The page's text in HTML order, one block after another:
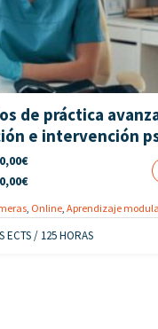
de práctica
e intervención
€
€
, Online, Aprendizaje
ECTS / 125 HORAS